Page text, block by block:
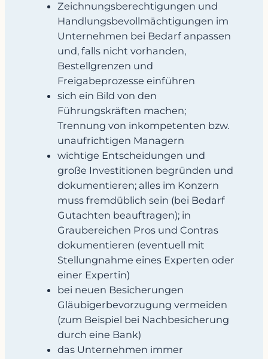
Zeichnungsberechtigungen und
Handlungsbevollmächtigungen im
Unternehmen bei Bedarf anpassen
und, falls nicht vorhanden,
Bestellgrenzen und
Freigabeprozesse einführen
sich ein Bild von den
Führungskräften machen;
Trennung von inkompetenten bzw.
unaufrichtigen Managern
wichtige Entscheidungen und
große Investitionen begründen und
dokumentieren; alles im Konzern
muss fremdüblich sein (bei Bedarf
Gutachten beauftragen); in
Graubereichen Pros und Contras
dokumentieren (eventuell mit
Stellungnahme eines Experten oder
einer Expertin)
bei neuen Besicherungen
Gläubigerbevorzugung vermeiden
(zum Beispiel bei Nachbesicherung
durch eine Bank)
das Unternehmen immer